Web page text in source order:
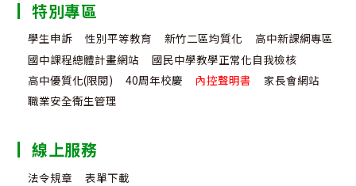
特別專區
學生申訴 性別平等教育 新竹二區均質化
高中新課綱專區
國中課程總體計畫網站
國民中學教學正常化自我檢核
高中優質化(限閱)
40周年校慶 內控聲明書
家長會網站
職業安全衛生管理
線上服務
法令規章 表單下載